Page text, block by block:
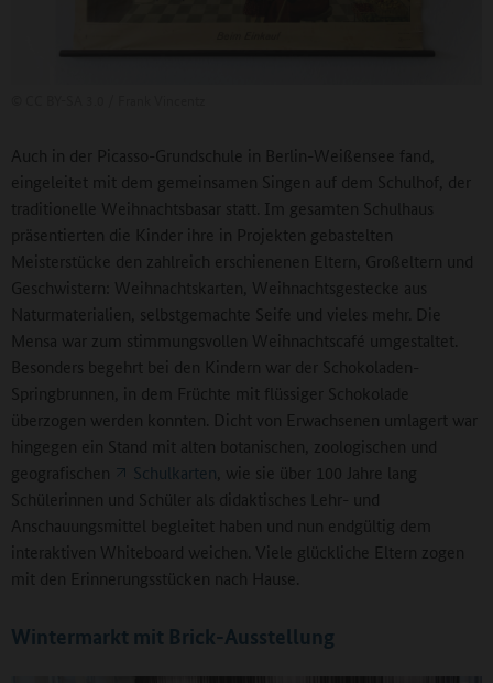
Auch in der Picasso-Grundschule in Berlin-Weißensee fand,
eingeleitet mit dem gemeinsamen Singen auf dem Schulhof, der
traditionelle Weihnachtsbasar statt. Im gesamten Schulhaus
präsentierten die Kinder ihre in Projekten gebastelten
Meisterstücke den zahlreich erschienenen Eltern, Großeltern und
Geschwistern: Weihnachtskarten, Weihnachtsgestecke aus
Naturmaterialien, selbstgemachte Seife und vieles mehr. Die
Mensa war zum stimmungsvollen Weihnachtscafé umgestaltet.
Besonders begehrt bei den Kindern war der Schokoladen-
Springbrunnen, in dem Früchte mit flüssiger Schokolade
überzogen werden konnten. Dicht von Erwachsenen umlagert war
hingegen ein Stand mit alten botanischen, zoologischen und
geografischen
Schulkarten , wie sie über 100 Jahre lang
Schülerinnen und Schüler als didaktisches Lehr- und
Anschauungsmittel begleitet haben und nun endgültig dem
interaktiven Whiteboard weichen. Viele glückliche Eltern zogen
mit den Erinnerungsstücken nach Hause.
Wintermarkt mit Brick-Ausstellung